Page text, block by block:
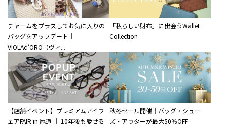
チャームをプラスしてお気に入りの
バッグをアップデート｜
VIOLAd'ORO（ヴィ...
「私らしい財布」に出会うWallet
Collection
【店舗イベント】プレミアムアイウ
ェアFAIR in 尾道 ｜ 10年後も愛せる
秋冬セール開催｜バッグ・シュー
ズ・アウターが最大50％OFF